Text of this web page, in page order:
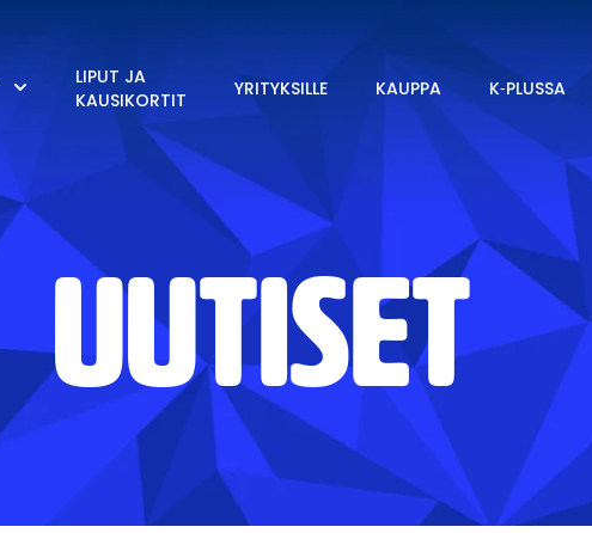
LIPUT JA
KAUSIKORTIT
YRITYKSILLE KAUPPA K‑PLUSSA
UUTISET